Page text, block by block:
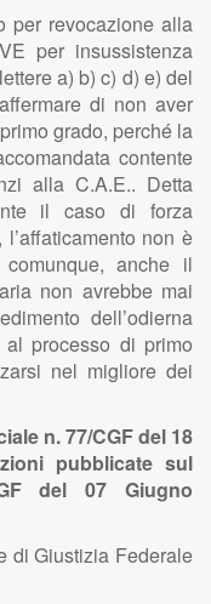
per revocazione alla
per insussistenza
a) b) c) d) e) del
di non aver
grado, perché la
contente
alla C.A.E.. Detta
il caso di forza
non è
anche il
non avrebbe mai
dell’odierna
processo di primo
nel migliore dei
n. 77/CGF del 18
pubblicate sul
del 07 Giugno
di Giustizia Federale